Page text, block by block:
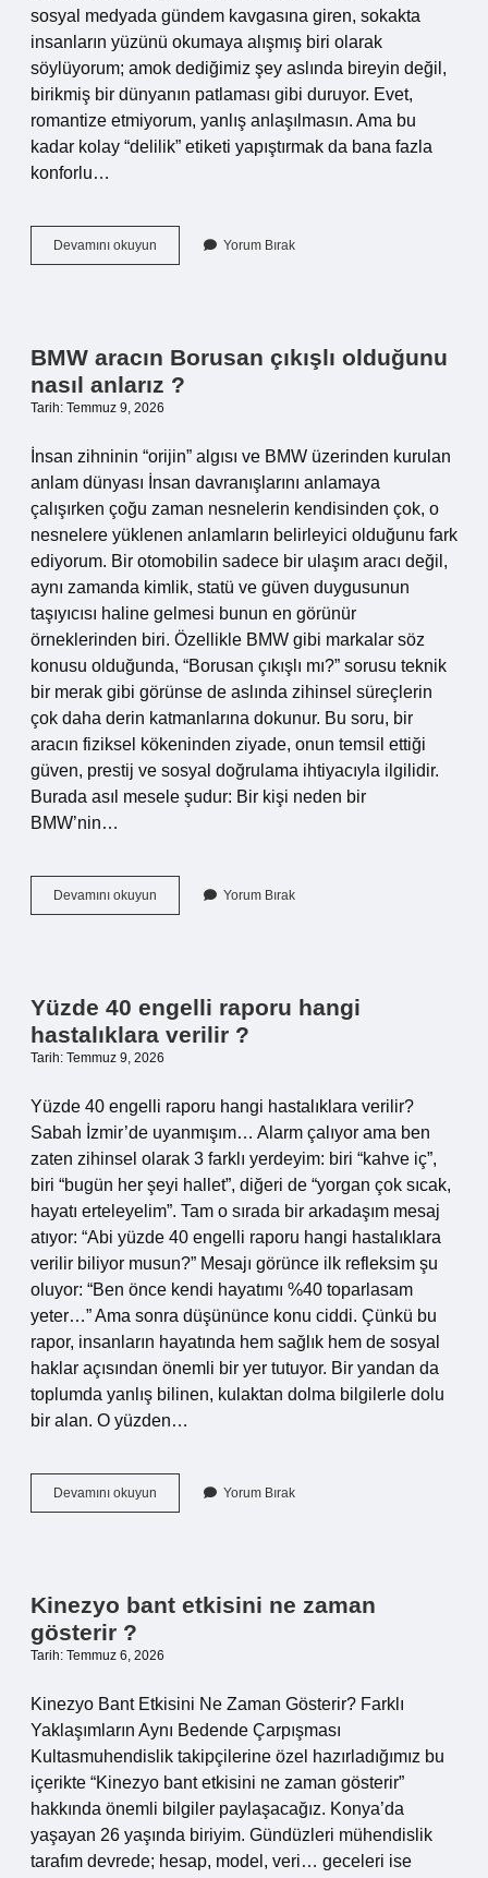
sosyal medyada gündem kavgasına giren, sokakta
insanların yüzünü okumaya alışmış biri olarak
söylüyorum; amok dediğimiz şey aslında bireyin değil,
birikmiş bir dünyanın patlaması gibi duruyor. Evet,
romantize etmiyorum, yanlış anlaşılmasın. Ama bu
kadar kolay “delilik” etiketi yapıştırmak da bana fazla
konforlu…
Devamını okuyun
koşusu
Yorum Bırak
BMW aracın Borusan çıkışlı olduğunu
nasıl anlarız ?
Tarih: Temmuz 9, 2026
İnsan zihninin “orijin” algısı ve BMW üzerinden kurulan
anlam dünyası İnsan davranışlarını anlamaya
çalışırken çoğu zaman nesnelerin kendisinden çok, o
nesnelere yüklenen anlamların belirleyici olduğunu fark
ediyorum. Bir otomobilin sadece bir ulaşım aracı değil,
aynı zamanda kimlik, statü ve güven duygusunun
taşıyıcısı haline gelmesi bunun en görünür
örneklerinden biri. Özellikle BMW gibi markalar söz
konusu olduğunda, “Borusan çıkışlı mı?” sorusu teknik
bir merak gibi görünse de aslında zihinsel süreçlerin
çok daha derin katmanlarına dokunur. Bu soru, bir
aracın fiziksel kökeninden ziyade, onun temsil ettiği
güven, prestij ve sosyal doğrulama ihtiyacıyla ilgilidir.
Burada asıl mesele şudur: Bir kişi neden bir
BMW’nin…
Devamını okuyun
aracın
anlarız
?
Yorum Bırak
Yüzde 40 engelli raporu hangi
hastalıklara verilir ?
Tarih: Temmuz 9, 2026
Yüzde 40 engelli raporu hangi hastalıklara verilir?
Sabah İzmir’de uyanmışım… Alarm çalıyor ama ben
zaten zihinsel olarak 3 farklı yerdeyim: biri “kahve iç”,
biri “bugün her şeyi hallet”, diğeri de “yorgan çok sıcak,
hayatı erteleyelim”. Tam o sırada bir arkadaşım mesaj
atıyor: “Abi yüzde 40 engelli raporu hangi hastalıklara
verilir biliyor musun?” Mesajı görünce ilk refleksim şu
oluyor: “Ben önce kendi hayatımı %40 toparlasam
yeter…” Ama sonra düşününce konu ciddi. Çünkü bu
rapor, insanların hayatında hem sağlık hem de sosyal
haklar açısından önemli bir yer tutuyor. Bir yandan da
toplumda yanlış bilinen, kulaktan dolma bilgilerle dolu
bir alan. O yüzden…
Devamını okuyun
40
verilir
Yorum Bırak
Kinezyo bant etkisini ne zaman
gösterir ?
Tarih: Temmuz 6, 2026
Kinezyo Bant Etkisini Ne Zaman Gösterir? Farklı
Yaklaşımların Aynı Bedende Çarpışması
Kultasmuhendislik takipçilerine özel hazırladığımız bu
içerikte “Kinezyo bant etkisini ne zaman gösterir”
hakkında önemli bilgiler paylaşacağız. Konya’da
yaşayan 26 yaşında biriyim. Gündüzleri mühendislik
tarafım devrede; hesap, model, veri… geceleri ise